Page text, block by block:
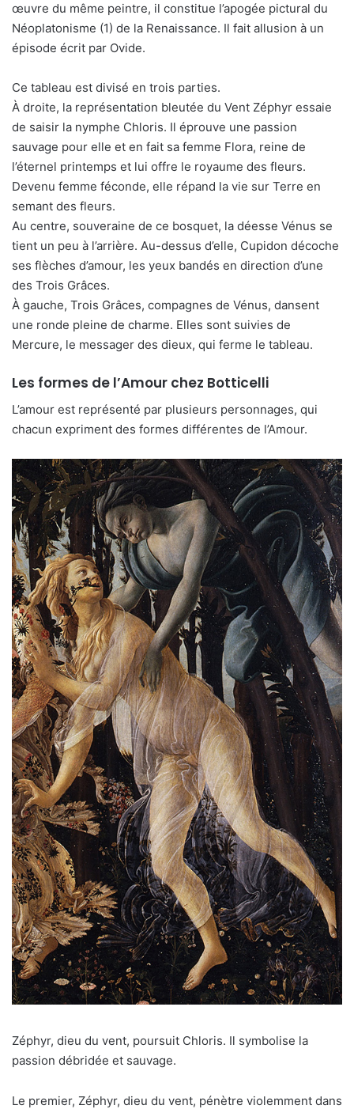
œuvre du même peintre, il constitue l’apogée pictural du
Néoplatonisme (1) de la Renaissance. Il fait allusion à un
épisode écrit par Ovide.
Ce tableau est divisé en trois parties.
À droite, la représentation bleutée du Vent Zéphyr essaie
de saisir la nymphe Chloris. Il éprouve une passion
sauvage pour elle et en fait sa femme Flora, reine de
l’éternel printemps et lui offre le royaume des fleurs.
Devenu femme féconde, elle répand la vie sur Terre en
semant des fleurs.
Au centre, souveraine de ce bosquet, la déesse Vénus se
tient un peu à l’arrière. Au-dessus d’elle, Cupidon décoche
ses flèches d’amour, les yeux bandés en direction d’une
des Trois Grâces.
À gauche, Trois Grâces, compagnes de Vénus, dansent
une ronde pleine de charme. Elles sont suivies de
Mercure, le messager des dieux, qui ferme le tableau.
Les formes de l’Amour chez Botticelli
L’amour est représenté par plusieurs personnages, qui
chacun expriment des formes différentes de l’Amour.
Zéphyr, dieu du vent, poursuit Chloris. Il symbolise la
passion débridée et sauvage.
Le premier, Zéphyr, dieu du vent, pénètre violemment dans